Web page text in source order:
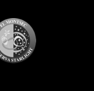
certificats